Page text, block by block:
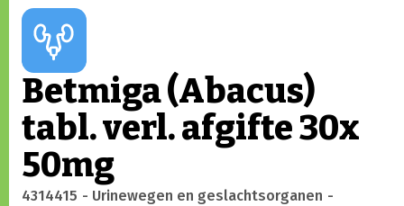
Betmiga (Abacus)
tabl. verl. afgifte 30x
50mg
4314415 - Urinewegen en geslachtsorganen -